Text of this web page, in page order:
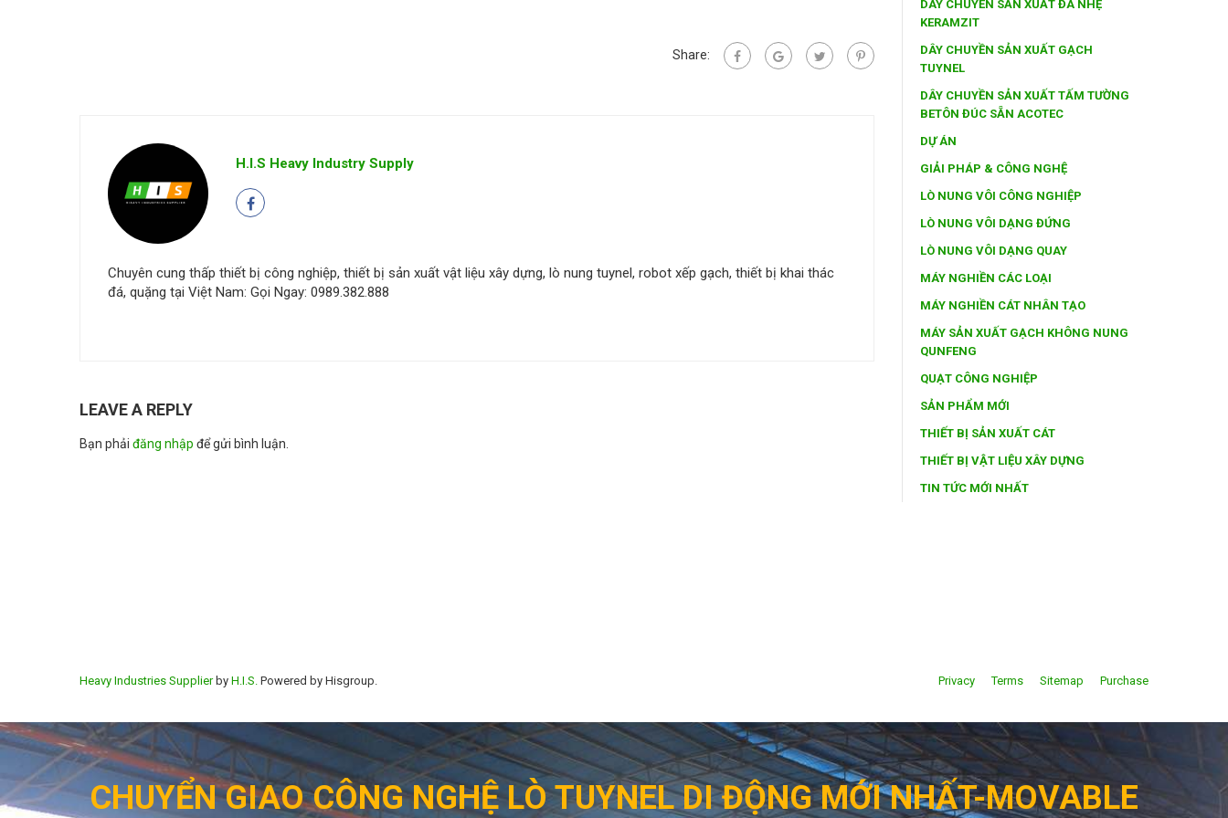
Share:
H.I.S Heavy Industry Supply
Chuyên cung thấp thiết bị công nghiệp, thiết bị sản xuất vật liệu xây dựng, lò nung tuynel, robot xếp gạch, thiết bị khai thác
đá, quặng tại Việt Nam: Gọi Ngay: 0989.382.888
LEAVE A REPLY
Bạn phải đăng nhập để gửi bình luận.
DÂY CHUYỀN SẢN XUẤT ĐÁ NHẸ
KERAMZIT
DÂY CHUYỀN SẢN XUẤT GẠCH
TUYNEL
DÂY CHUYỀN SẢN XUẤT TẤM TƯỜNG
BETÔN ĐÚC SẴN ACOTEC
DỰ ÁN
GIẢI PHÁP & CÔNG NGHỆ
LÒ NUNG VÔI CÔNG NGHIỆP
LÒ NUNG VÔI DẠNG ĐỨNG
LÒ NUNG VÔI DẠNG QUAY
MÁY NGHIỀN CÁC LOẠI
MÁY NGHIỀN CÁT NHÂN TẠO
MÁY SẢN XUẤT GẠCH KHÔNG NUNG
QUNFENG
QUẠT CÔNG NGHIỆP
SẢN PHẨM MỚI
THIẾT BỊ SẢN XUẤT CÁT
THIẾT BỊ VẬT LIỆU XÂY DỰNG
TIN TỨC MỚI NHẤT
Heavy Industries Supplierby H.I.S. Powered by Hisgroup. Privacy Terms Sitemap Purchase
CHUYỂN GIAO CÔNG NGHỆ LÒ TUYNEL DI ĐỘNG MỚI NHẤT-MOVABLE